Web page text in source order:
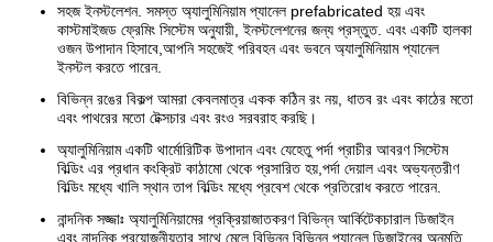
সহজ ইনস্টলেশন. সমস্ত অ্যালুমিনিয়াম প্যানেল prefabricated হয় এবং
কাস্টমাইজড ফ্রেমিং সিস্টেম অনুযায়ী, ইনস্টলেশনের জন্য প্রস্তুত. এবং একটি হালকা
ওজন উপাদান হিসাবে,আপনি সহজেই পরিবহন এবং ভবনে অ্যালুমিনিয়াম প্যানেল
ইনস্টল করতে পারেন.
বিভিন্ন রঙের বিকল্প আমরা কেবলমাত্র একক কঠিন রং নয়, ধাতব রং এবং কাঠের মতো
এবং পাথরের মতো টেক্সচার এবং রংও সরবরাহ করছি।
অ্যালুমিনিয়াম একটি থার্মোরিটিক উপাদান এবং যেহেতু পর্দা প্রাচীর আবরণ সিস্টেম
বিল্ডিং এর প্রধান কংক্রিট কাঠামো থেকে প্রসারিত হয়,পর্দা দেয়াল এবং অভ্যন্তরীণ
বিল্ডিং মধ্যে খালি স্থান তাপ বিল্ডিং মধ্যে প্রবেশ থেকে প্রতিরোধ করতে পারেন.
নান্দনিক সজ্জাঃ অ্যালুমিনিয়ামের প্রক্রিয়াজাতকরণ বিভিন্ন আর্কিটেকচারাল ডিজাইন
এবং নান্দনিক প্রয়োজনীয়তার সাথে মেলে বিভিন্ন বিভিন্ন প্যানেল ডিজাইনের অনুমতি